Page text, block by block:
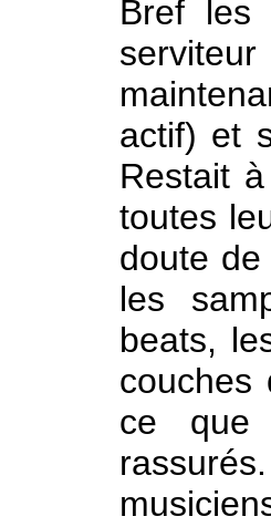
Bref les
actif) et
Restait
toutes
doute
les
beats,
couches
ce que